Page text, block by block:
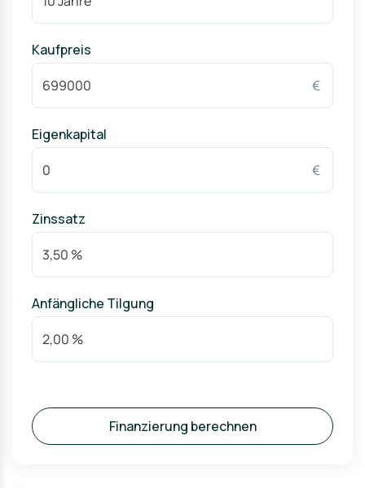
Bechtle AG als führendes IT-Unternehmen
Zahlreiche mittelständische Unternehmen und starke
Wirtschaftsstruktur
Kaufpreis
€
Eigenkapital
€
Zinssatz
Anfängliche Tilgung
Finanzierung berechnen